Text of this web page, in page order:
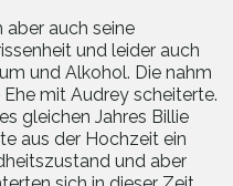
aber auch seine
und leider auch
und Alkohol. Die nahm
mit Audrey scheiterte.
gleichen Jahres Billie
aus der Hochzeit ein
und aber